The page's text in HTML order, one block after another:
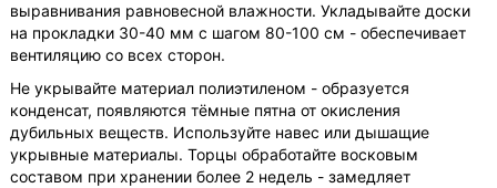
выравнивания равновесной влажности. Укладывайте доски
на прокладки 30-40 мм с шагом 80-100 см - обеспечивает
вентиляцию со всех сторон.
Не укрывайте материал полиэтиленом - образуется
конденсат, появляются тёмные пятна от окисления
дубильных веществ. Используйте навес или дышащие
укрывные материалы. Торцы обработайте восковым
составом при хранении более 2 недель - замедляет